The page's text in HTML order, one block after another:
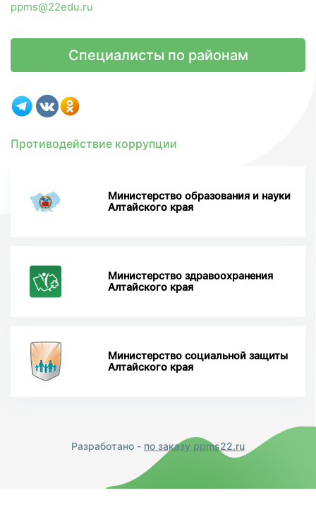
ppms@22edu.ru
Специалисты по районам
Противодействие коррупции
Министерство образования и науки
Алтайского края
Министерство здравоохранения
Алтайского края
Министерство социальной защиты
Алтайского края
Разработано - по заказу ppms22.ru